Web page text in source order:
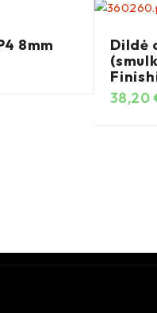
8mm
Dildė
38,20